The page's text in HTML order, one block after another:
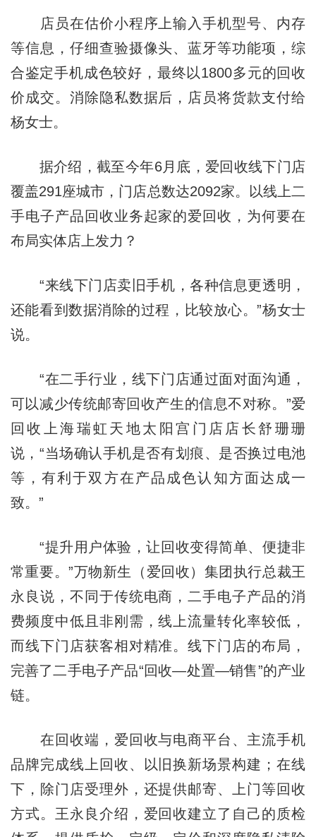
店员在估价小程序上输入手机型号、内存
等信息，仔细查验摄像头、蓝牙等功能项，综
合鉴定手机成色较好，最终以1800多元的回收
价成交。消除隐私数据后，店员将货款支付给
杨女士。
据介绍，截至今年6月底，爱回收线下门店
覆盖291座城市，门店总数达2092家。以线上二
手电子产品回收业务起家的爱回收，为何要在
布局实体店上发力？
“来线下门店卖旧手机，各种信息更透明，
还能看到数据消除的过程，比较放心。”杨女士
说。
“在二手行业，线下门店通过面对面沟通，
可以减少传统邮寄回收产生的信息不对称。”爱
回收上海瑞虹天地太阳宫门店店长舒珊珊
说，“当场确认手机是否有划痕、是否换过电池
等，有利于双方在产品成色认知方面达成一
致。”
“提升用户体验，让回收变得简单、便捷非
常重要。”万物新生（爱回收）集团执行总裁王
永良说，不同于传统电商，二手电子产品的消
费频度中低且非刚需，线上流量转化率较低，
而线下门店获客相对精准。线下门店的布局，
完善了二手电子产品“回收—处置—销售”的产业
链。
在回收端，爱回收与电商平台、主流手机
品牌完成线上回收、以旧换新场景构建；在线
下，除门店受理外，还提供邮寄、上门等回收
方式。王永良介绍，爱回收建立了自己的质检